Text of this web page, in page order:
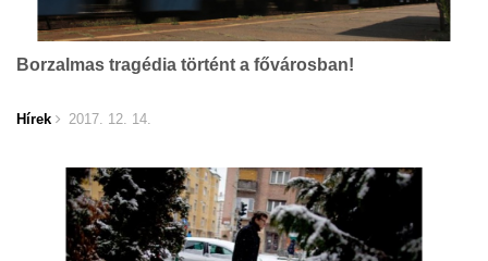
Bor­zal­mas tra­gé­dia tör­tént a fővárosban!
Hírek 2017. 12. 14.